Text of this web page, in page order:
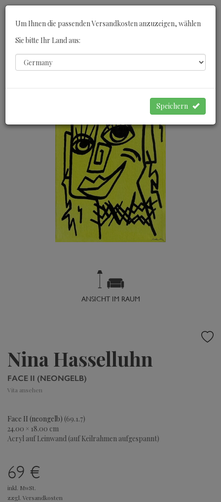
ANSICHT IM RAUM
Nina Hasselluhn
FACE II (NEONGELB)
Vita ansehen
Face II (neongelb) (69.1.7)
24.00 × 18.00 cm
Acryl auf Leinwand (auf Keilrahmen aufgespannt)
69 €
inkl. MwSt.
zzgl. Versandkosten
Um Ihnen die passenden Versandkosten anzuzeigen, wählen
Sie bitte Ihr Land aus:
Speichern